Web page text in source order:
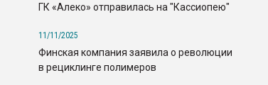
ГК «Алеко» отправилась на "Кассиопею"
11/11/2025
Финская компания заявила о революции
в рециклинге полимеров